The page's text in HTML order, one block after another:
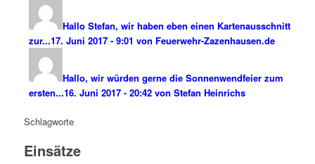
Hallo Stefan, wir haben eben einen Kartenausschnitt
zur...17. Juni 2017 - 9:01 von Feuerwehr-Zazenhausen.de
Hallo, wir würden gerne die Sonnenwendfeier zum
ersten...16. Juni 2017 - 20:42 von Stefan Heinrichs
Schlagworte
Einsätze